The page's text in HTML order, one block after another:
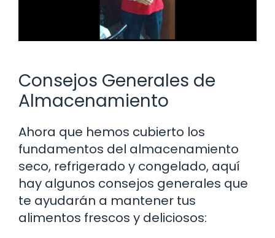
Consejos Generales de
Almacenamiento
Ahora que hemos cubierto los
fundamentos del almacenamiento
seco, refrigerado y congelado, aquí
hay algunos consejos generales que
te ayudarán a mantener tus
alimentos frescos y deliciosos: